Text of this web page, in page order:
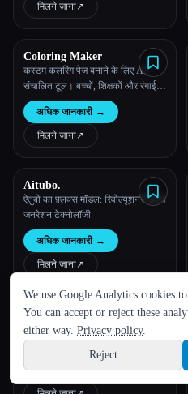
भाषा
English español Français
Hindi
मिलने जाना↗︎
Coloring Maker
कस्टम कलरिंग पेज बनाने के लिए AI-
संचालित टूल। बच्चों, शिक्षकों और रंगाई
पसंद करने वाले किसी भी व्यक्ति के लिए
आदर्श।अधिक जानकारी →
मिलने जाना↗︎
Aitubo.
ऐतुबो का फ़्लक्स मॉडल: रिवोल्यूशनरी इमेज
जनरेशन टेक्नोलॉजी
अधिक जानकारी →
मिलने जाना↗︎
AnimeGen - Anime Image
Generator
AnimeGen एक नवोन्मेषी प्लेटफ़ॉर्म है, जो
एडवांस AI तकनीक का लाभ उठाकर
तुम्हारे प्रॉम्प्ट को सुंदर एनीमे इमेज में
अधिक जानकारी →
We use Google Analytics cookies
You can accept or reject these
either way. Privacy policy.
Reject